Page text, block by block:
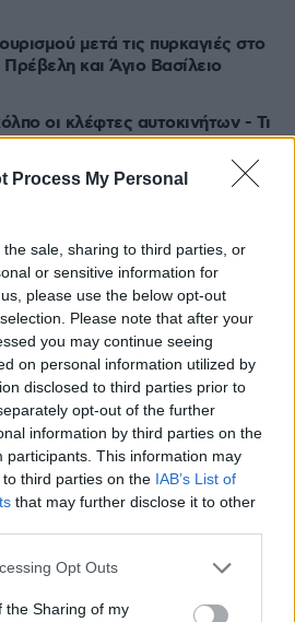
Process My Personal
sale, sharing to third parties, or
or sensitive information for
please use the below opt-out
Please note that after your
you may continue seeing
on personal information utilized by
disclosed to third parties prior to
opt-out of the further
information by third parties on the
participants. This information may
third parties on the IAB’s List of
that may further disclose it to other
app uses one or more Google
usage behaviour. You may click to
Opt Outs
the Sharing of my
μετά τις πυρκαγιές στο
και Άγιο Βασίλειο
οι κλέφτες αυτοκινήτων - Τι
μεγάλα μπερδέματα του έρωτα
Πού θα δείτε τα φιλικά ΑΕΚ,
το πρόγραμμα
επισκέφτηκε τη Λίλα
Ελπίδα για τον κόσμο τούτο,
στην Ελλάδα
αυτοκίνητο της πόλης σε
video
ελικόπτερο ενώ επιχειρούσε